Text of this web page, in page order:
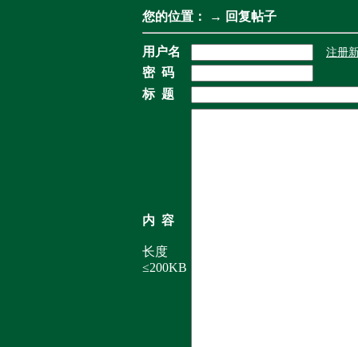
您的位置： → 回复帖子
用户名 注册
密 码
标 题
内 容
长度
≤200KB